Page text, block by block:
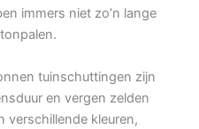
immers niet zo’n lange
tuinschuttingen zijn
en vergen zelden
verschillende kleuren,